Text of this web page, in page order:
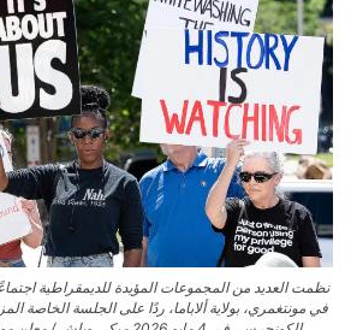
نظمت العديد من المجموعات المؤيدة للديمقراطية
في مونتغمري، بولاية ألاباما، ردًا على الجلسة الخاصة